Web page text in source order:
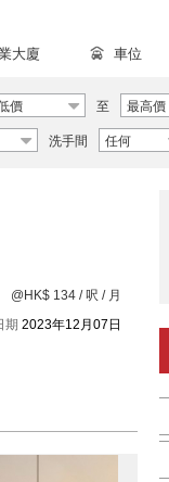
大廈 車位
價 至 最高價
洗手間 任何
@HK$ 134 / 呎 / 月
期 2023年12月07日